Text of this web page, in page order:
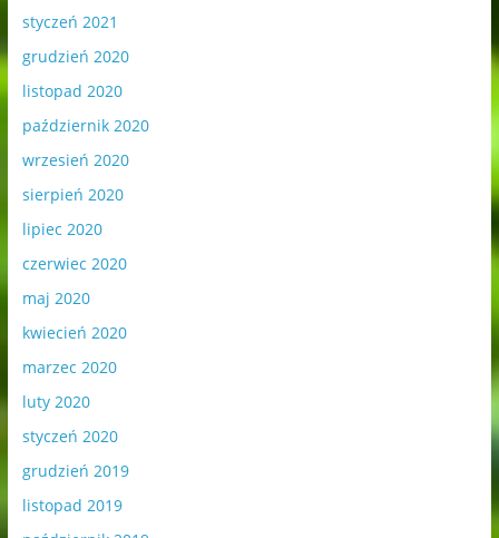
styczeń 2021
grudzień 2020
listopad 2020
październik 2020
wrzesień 2020
sierpień 2020
lipiec 2020
czerwiec 2020
maj 2020
kwiecień 2020
marzec 2020
luty 2020
styczeń 2020
grudzień 2019
listopad 2019